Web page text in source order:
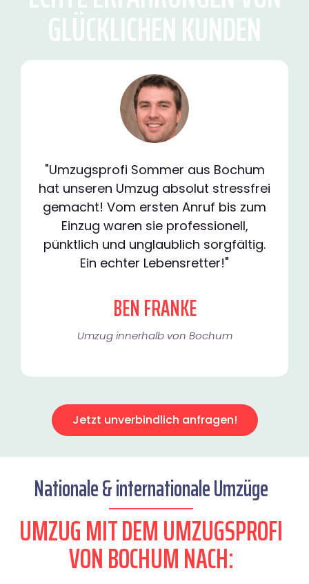
GLÜCKLICHEN KUNDEN
"Umzugsprofi Sommer aus Bochum
hat unseren Umzug absolut stressfrei
gemacht! Vom ersten Anruf bis zum
Einzug waren sie professionell,
pünktlich und unglaublich sorgfältig.
Ein echter Lebensretter!"
BEN FRANKE
Umzug innerhalb von Bochum​
Jetzt unverbindlich anfragen!
Nationale & internationale Umzüge
UMZUG MIT DEM UMZUGSPROFI
VON BOCHUM NACH: